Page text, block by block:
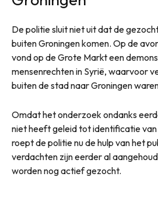
De politie sluit niet uit dat de
buiten Groningen komen. Op de
vond op de Grote Markt een
mensenrechten in Syrië, waarvoor
buiten de stad naar Groningen
Omdat het onderzoek ondanks
niet heeft geleid tot identificatie
roept de politie nu de hulp van het
verdachten zijn eerder al
worden nog actief gezocht.